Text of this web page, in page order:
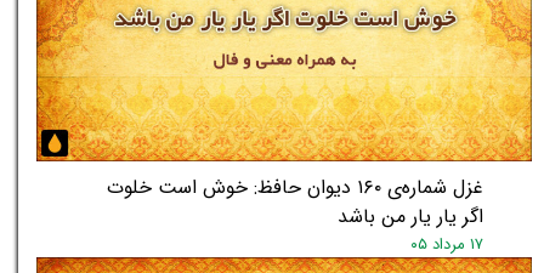
غزل شماره‌ی ۱۶۰ دیوان حافظ: خوش است خلوت
اگر یار یار من باشد
۱۷ مرداد ۰۵